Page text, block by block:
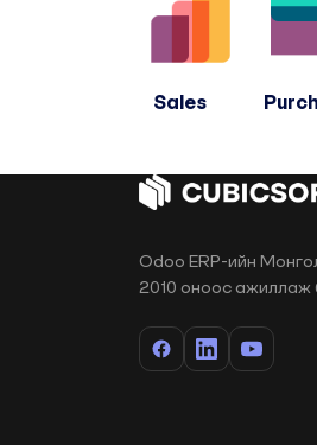
Sales
Odoo ERP-ийн
2010 оноос ажиллаж